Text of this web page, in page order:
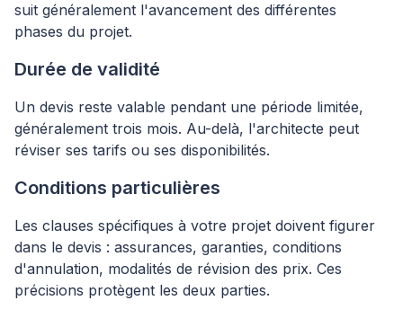
suit généralement l'avancement des différentes
phases du projet.
Durée de validité
Un devis reste valable pendant une période limitée,
généralement trois mois. Au-delà, l'architecte peut
réviser ses tarifs ou ses disponibilités.
Conditions particulières
Les clauses spécifiques à votre projet doivent figurer
dans le devis : assurances, garanties, conditions
d'annulation, modalités de révision des prix. Ces
précisions protègent les deux parties.